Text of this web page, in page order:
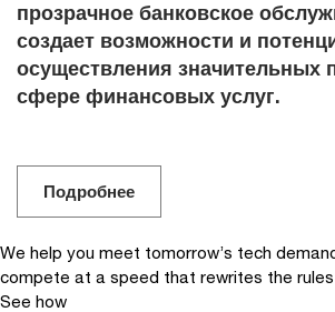
прозрачное банковское
создает возможности и
осуществления значительных
сфере финансовых услуг.
Подробнее
We help you meet tomorrow’s tech
compete at a speed that rewrites the rules
See how